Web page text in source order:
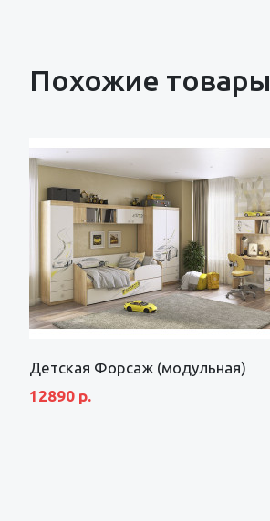
Похожие товары
Детская Форсаж (модульная)
12890 р.